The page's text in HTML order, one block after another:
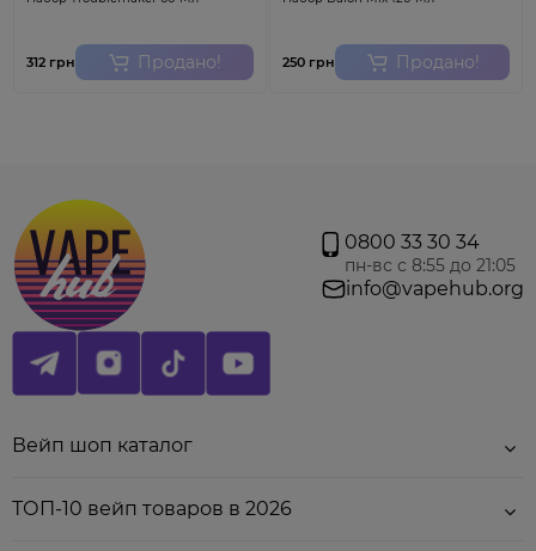
возврату.
312 грн Продано! 250 грн Продано!
0800 33 30 34
пн-вс с 8:55 до 21:05
info@vapehub.org
Вейп шоп каталог
ТОП-10 вейп товаров в 2026